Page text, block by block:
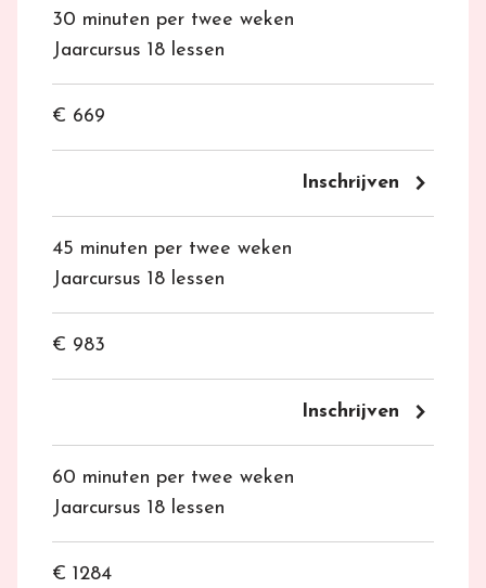
30 minuten per twee weken
Jaarcursus 18 lessen
€ 669
Inschrijven keyboard_arrow_right
45 minuten per twee weken
Jaarcursus 18 lessen
€ 983
Inschrijven keyboard_arrow_right
60 minuten per twee weken
Jaarcursus 18 lessen
€ 1284